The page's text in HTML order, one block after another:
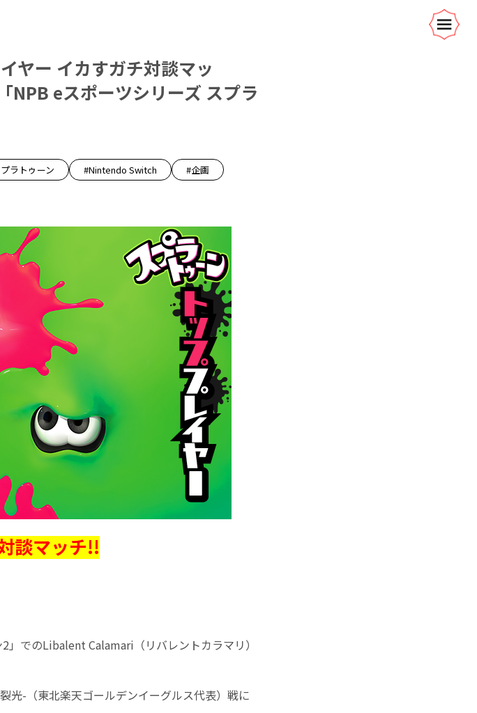
ヤー イカすガチ対談マッ
eスポーツシリーズ スプラ
ラトゥーン #Nintendo Switch
#企画
談マッチ!!
でのLibalent Calamari（リバレントカラマリ）
光-（東北楽天ゴールデンイーグルス代表）戦に